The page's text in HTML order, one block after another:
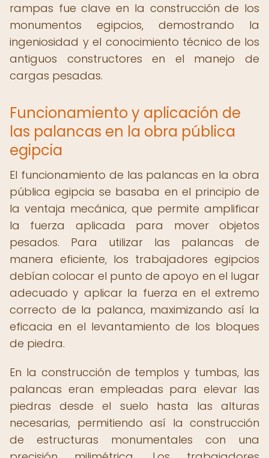
rampas fue clave en la construcción de los
monumentos egipcios, demostrando la
ingeniosidad y el conocimiento técnico de los
antiguos constructores en el manejo de
cargas pesadas.
Funcionamiento y aplicación de
las palancas en la obra pública
egipcia
El funcionamiento de las palancas en la obra
pública egipcia se basaba en el principio de
la ventaja mecánica, que permite amplificar
la fuerza aplicada para mover objetos
pesados. Para utilizar las palancas de
manera eficiente, los trabajadores egipcios
debían colocar el punto de apoyo en el lugar
adecuado y aplicar la fuerza en el extremo
correcto de la palanca, maximizando así la
eficacia en el levantamiento de los bloques
de piedra.
En la construcción de templos y tumbas, las
palancas eran empleadas para elevar las
piedras desde el suelo hasta las alturas
necesarias, permitiendo así la construcción
de estructuras monumentales con una